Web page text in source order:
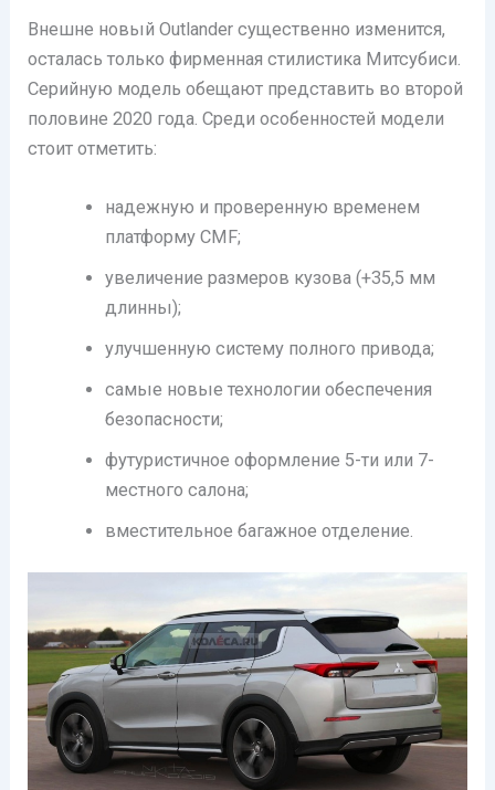
Внешне новый Outlander существенно изменится,
осталась только фирменная стилистика Митсубиси.
Серийную модель обещают представить во второй
половине 2020 года. Среди особенностей модели
стоит отметить:
надежную и проверенную временем
платформу CMF;
увеличение размеров кузова (+35,5 мм
длинны);
улучшенную систему полного привода;
самые новые технологии обеспечения
безопасности;
футуристичное оформление 5-ти или 7-
местного салона;
вместительное багажное отделение.